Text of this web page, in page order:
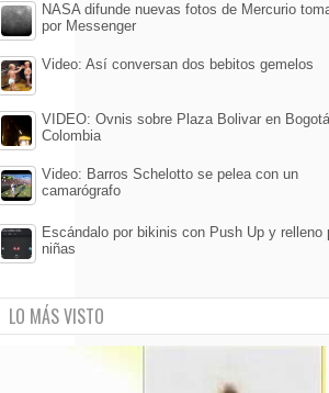
NASA difunde nuevas fotos de Mercurio
por Messenger
Video: Así conversan dos bebitos gemelos
VIDEO: Ovnis sobre Plaza Bolivar en
Colombia
Video: Barros Schelotto se pelea con un
camarógrafo
Escándalo por bikinis con Push Up y relleno
niñas
LO MÁS VISTO